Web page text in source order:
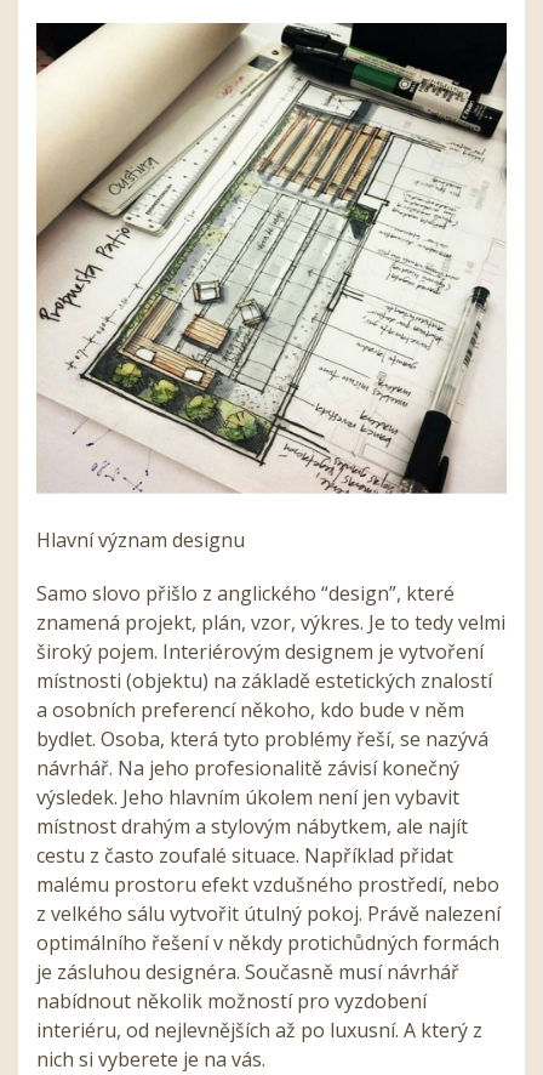
Hlavní význam designu
Samo slovo přišlo z anglického “design”, které
znamená projekt, plán, vzor, výkres. Je to tedy velmi
široký pojem. Interiérovým designem je vytvoření
místnosti (objektu) na základě estetických znalostí
a osobních preferencí někoho, kdo bude v něm
bydlet. Osoba, která tyto problémy řeší, se nazývá
návrhář. Na jeho profesionalitě závisí konečný
výsledek. Jeho hlavním úkolem není jen vybavit
místnost drahým a stylovým nábytkem, ale najít
cestu z často zoufalé situace. Například přidat
malému prostoru efekt vzdušného prostředí, nebo
z velkého sálu vytvořit útulný pokoj. Právě nalezení
optimálního řešení v někdy protichůdných formách
je zásluhou designéra. Současně musí návrhář
nabídnout několik možností pro vyzdobení
interiéru, od nejlevnějších až po luxusní. A který z
nich si vyberete je na vás.